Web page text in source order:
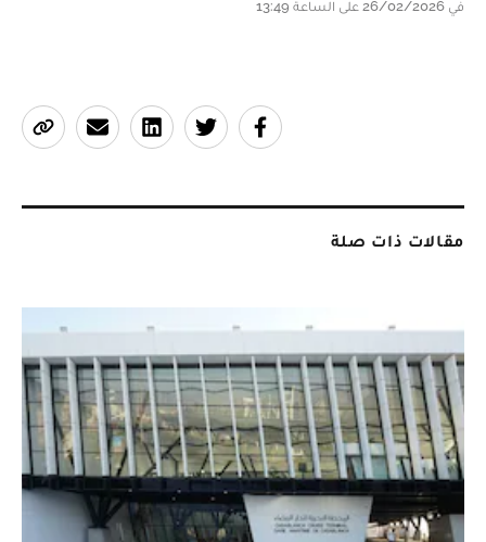
في 26/02/2026 على الساعة 13:49
مقالات ذات صلة